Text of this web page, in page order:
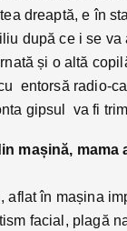
dreaptă, e în
după ce i se va
și o altă
entorsă radio-
gipsul va fi
mașină, mama
aflat în mașina
facial, plagă